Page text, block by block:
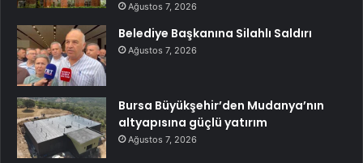
Ağustos 7, 2026
Belediye Başkanına Silahlı Saldırı
Ağustos 7, 2026
Bursa Büyükşehir’den Mudanya’nın
altyapısına güçlü yatırım
Ağustos 7, 2026